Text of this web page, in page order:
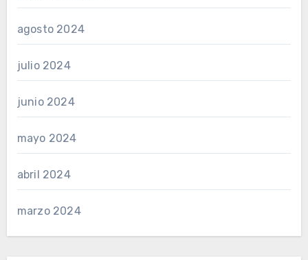
agosto 2024
julio 2024
junio 2024
mayo 2024
abril 2024
marzo 2024